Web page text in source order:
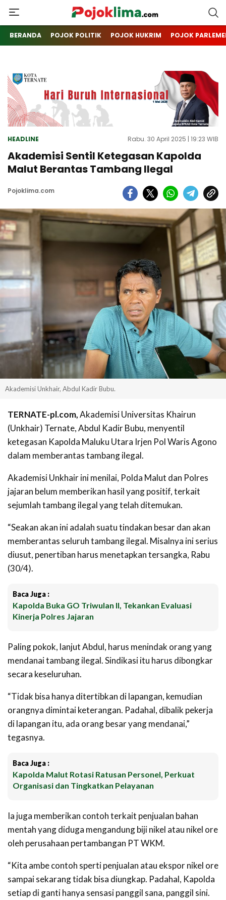
pojoklima.com
Mojokin
BERANDA POJOK POLITIK POJOK HUKRIM POJOK
HEADLINE Rabu. 30 April 2025 | 19:23 WIB
Akademisi Sentil Ketegasan Kapolda
Malut Berantas Tambang Ilegal
Pojoklima.com
Akademisi Unkhair, Abdul Kadir Bubu.
TERNATE-pl.com,Akademisi Universitas Khairun
(Unkhair) Ternate, Abdul Kadir Bubu, menyentil
ketegasan Kapolda Maluku Utara Irjen Pol Waris Agono
dalam memberantas tambang ilegal.
Akademisi Unkhair ini menilai, Polda Malut dan Polres
jajaran belum memberikan hasil yang positif, terkait
sejumlah tambang ilegal yang telah ditemukan.
“Seakan akan ini adalah suatu tindakan besar dan akan
memberantas seluruh tambang ilegal. Misalnya ini serius
diusut, penertiban harus menetapkan tersangka, Rabu
(30/4).
Baca Juga :
Kapolda Buka GO Triwulan II, Tekankan Evaluasi
Kinerja Polres Jajaran
Paling pokok, lanjut Abdul, harus menindak orang yang
mendanai tambang ilegal. Sindikasi itu harus dibongkar
secara keseluruhan.
“Tidak bisa hanya ditertibkan di lapangan, kemudian
orangnya dimintai keterangan. Padahal, dibalik pekerja
di lapangan itu, ada orang besar yang mendanai,”
tegasnya.
Baca Juga :
Kapolda Malut Rotasi Ratusan Personel, Perkuat
Organisasi dan Tingkatkan Pelayanan
Ia juga memberikan contoh terkait penjualan bahan
mentah yang diduga mengandung biji nikel atau nikel ore
oleh perusahaan pertambangan PT WKM.
“Kita ambe contoh sperti penjualan atau ekspor nikel ore
sampai sekarang tidak bisa diungkap. Padahal, Kapolda
setiap di ganti hanya sensasi panggil sana, panggil sini.